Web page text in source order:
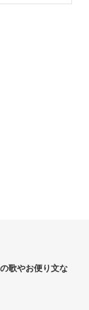
歌やお便り文な